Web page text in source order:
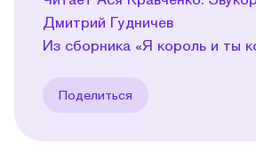
Дмитрий Гудничев
Из сборника «Я король и ты
Поделиться